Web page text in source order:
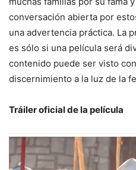
conversación abierta por
una advertencia práctica. La
es sólo si una película será
contenido puede ser visto
discernimiento a la luz de la
Tráiler oficial de la película